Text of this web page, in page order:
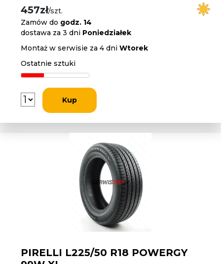
457zł/szt.
Zamów do godz. 14
dostawa za 3 dni Poniedziałek
Montaż w serwisie za 4 dniWtorek
Ostatnie sztuki
Kup
PIRELLI L225/50 R18 POWERGY